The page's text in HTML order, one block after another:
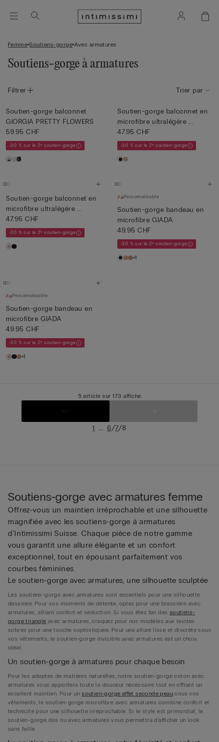
Femme Soutiens-gorge Avec armatures
Soutiens-gorge à armatures
Filtrer Trier par
Soutien-gorge balconnet
GIORGIA PRETTY FLOWERS
59.95 CHF
-30 % sur le 2ᵉ soutien-gorge
Soutien-gorge balconnet en
microfibre ultralégère ...
47.95 CHF
-30 % sur le 2ᵉ soutien-gorge
Soutien-gorge balconnet en
microfibre ultralégère ...
47.95 CHF
-30 % sur le 2ᵉ soutien-gorge
Personnalisable
Soutien-gorge bandeau en
microfibre GIADA
49.95 CHF
-30 % sur le 2ᵉ soutien-gorge
+1
Personnalisable
Soutien-gorge bandeau en
microfibre GIADA
49.95 CHF
-30 % sur le 2ᵉ soutien-gorge
+1
5 article sur 173 affiché
1 ... 6/7/8
Soutiens-gorge avec armatures femme
Offrez-vous un maintien irréprochable et une silhouette
magnifiée avec les soutiens-gorge à armatures
d’Intimissimi Suisse. Chaque pièce de notre gamme
vous garantit une allure élégante et un confort
exceptionnel, tout en épousant parfaitement vos
courbes féminines.
Le soutien-gorge avec armatures, une silhouette sculptée
Les soutiens-gorge avec armatures sont essentiels pour une silhouette
dessinée. Pour vos moments de détente, optez pour une brassière avec
armatures, alliant confort et séduction. Si vous êtes fan des soutiens-
gorge triangle avec armatures, craquez pour nos modèles aux teintes
sobres pour une touche sophistiquée. Pour une allure lisse et discrète sous
vos vêtements, le soutien-gorge invisible avec armatures est un choix
idéal.
Un soutien-gorge à armatures pour chaque besoin
Pour les adeptes de matières naturelles, notre soutien-gorge coton avec
armatures vous apportera toute la douceur nécessaire tout en offrant un
excellent maintien. Pour unsoutien-gorge effet seconde peau sous vos
vêtements, le soutien-gorge microfibre avec armatures combine confort et
technicité pour une silhouette irréprochable. Si le style est primordial, le
soutien-gorge dos nu avec armatures vous permettra d’afficher un look
sans faille.